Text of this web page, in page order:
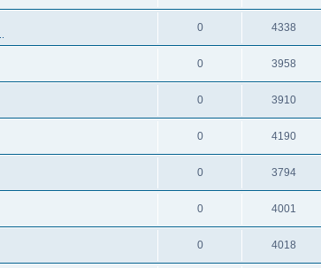
0 4338
0 3958
0 3910
0 4190
0 3794
0 4001
0 4018